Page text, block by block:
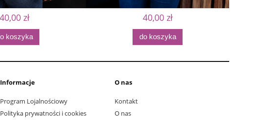
40,00 zł
koszyka
40,00 zł
do koszyka
Informacje
Program Lojalnościowy
Polityka prywatności i cookies
O nas
Kontakt
O nas